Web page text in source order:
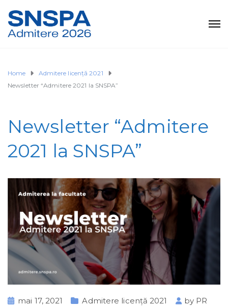
Home
Admitere licență 2021
Newsletter “Admitere 2021 la SNSPA”
Newsletter “Admitere
2021 la SNSPA”
mai 17, 2021 Admitere licență 2021 by PR